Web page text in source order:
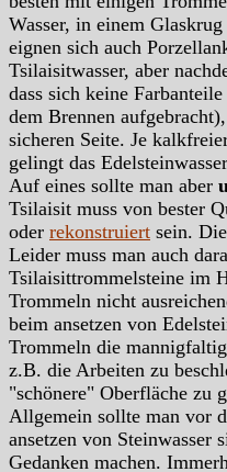
Wasser, in einem
eignen sich auch
Tsilaisitwasser, aber
dass sich keine
dem Brennen
sicheren Seite. Je
gelingt das
Auf eines sollte man aber
Tsilaisit muss von bester
oder rekonstruiert sein.
Leider muss man auch
Tsilaisittrommelsteine im
Trommeln nicht
beim ansetzen von
Trommeln die
z.B. die Arbeiten zu
"schönere" Oberfläche zu
Allgemein sollte man vor
ansetzen von Steinwasser
Gedanken machen.